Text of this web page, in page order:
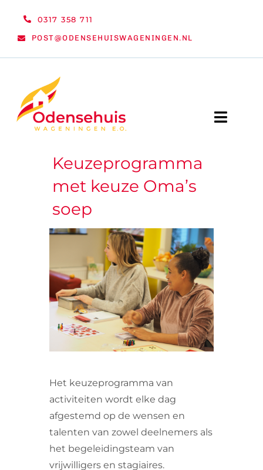
0317 358 711
POST@ODENSEHUISWAGENINGEN.NL
Toggle
WELKOM
VRIJWILLIGERS & STAGIAIRES
Keuzeprogramma
met keuze Oma’s
soep
Het keuzeprogramma van
activiteiten wordt elke dag
afgestemd op de wensen en
talenten van zowel deelnemers als
het begeleidingsteam van
vrijwilligers en stagiaires.